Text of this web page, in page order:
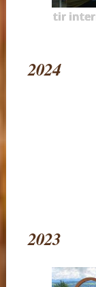
tir
2024
2023